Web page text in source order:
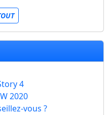
4
2020
vous ?